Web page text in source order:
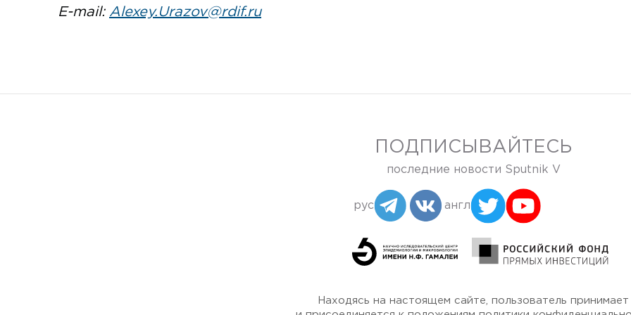
E-mail: Alexey.Urazov@rdif.ru
ПОДПИСЫВАЙТЕСЬ
последние новости Sputnik V
рус англ
Находясь на настоящем сайте, пользователь принимает